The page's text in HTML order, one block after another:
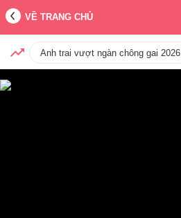
VỀ TRANG CHỦ
Anh trai vượt ngàn chông gai 2026